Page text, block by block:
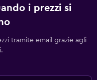
i prezzi si
tramite email grazie agli